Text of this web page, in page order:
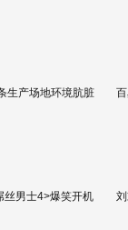
生产场地环境肮脏
丝男士4>爆笑开机